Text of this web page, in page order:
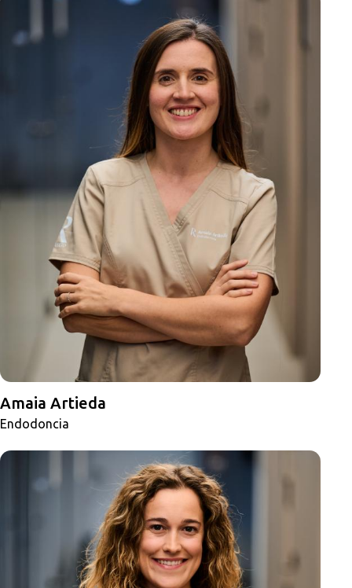
Amaia Artieda
Endodoncia